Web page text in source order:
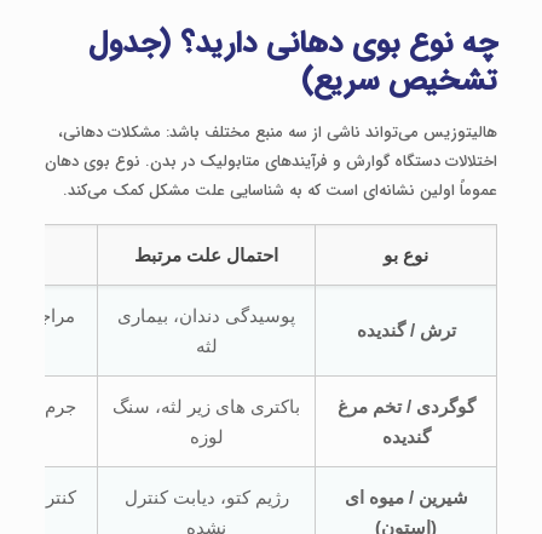
چه نوع بوی دهانی دارید؟ (جدول
تشخیص سریع)
هالیتوزیس می‌تواند ناشی از سه منبع مختلف باشد: مشکلات دهانی،
اختلالات دستگاه گوارش و فرآیندهای متابولیک در بدن. نوع بوی دهان
عموماً اولین نشانه‌ای است که به شناسایی علت مشکل کمک می‌کند.
نوع بو احتمال علت مرتبط
ترش / گندیده
پوسیدگی دندان، بیماری
لثه
مراجعه
گوگردی / تخم مرغ
گندیده
باکتری های زیر لثه، سنگ
لوزه
جرم
شیرین / میوه ای
(استون)
رژیم کتو، دیابت کنترل
نشده
کنترل